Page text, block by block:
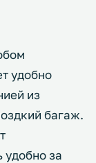
удобно
из
багаж.
удобно за